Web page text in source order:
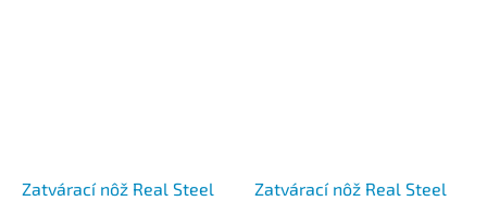
Zatvárací nôž Real Steel
Zatvárací nôž Real Steel